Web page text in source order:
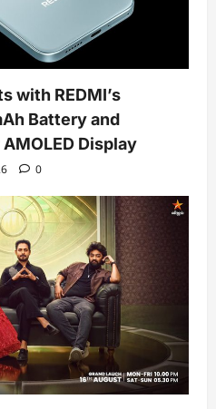
with REDMI’s
Battery and
Display
0